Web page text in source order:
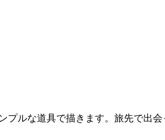
ルな道具で描きます。旅先で出会